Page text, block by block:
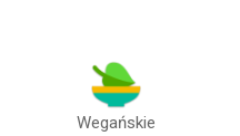
Wegańskie